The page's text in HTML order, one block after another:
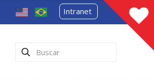
Intranet